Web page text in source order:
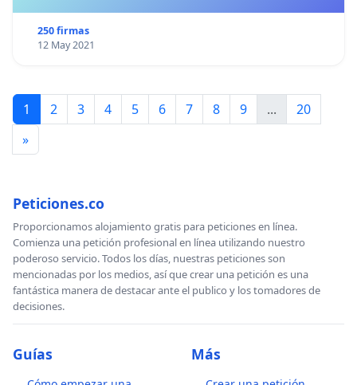
250 firmas
12 May 2021
1 2 3 4 5 6 7 8 9 ...
20
»
Peticiones.co
Proporcionamos alojamiento gratis para peticiones en línea.
Comienza una petición profesional en línea utilizando nuestro
poderoso servicio. Todos los días, nuestras peticiones son
mencionadas por los medios, así que crear una petición es una
fantástica manera de destacar ante el publico y los tomadores de
decisiones.
Guías Más